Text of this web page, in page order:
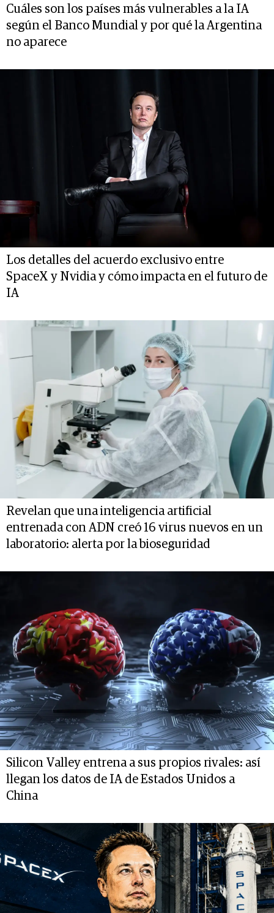
Cuáles son los países más vulnerables a la IA
según el Banco Mundial y por qué la Argentina
no aparece
Los detalles del acuerdo exclusivo entre
SpaceX y Nvidia y cómo impacta en el futuro de
IA
Revelan que una inteligencia artificial
entrenada con ADN creó 16 virus nuevos en un
laboratorio: alerta por la bioseguridad
Silicon Valley entrena a sus propios rivales: así
llegan los datos de IA de Estados Unidos a
China